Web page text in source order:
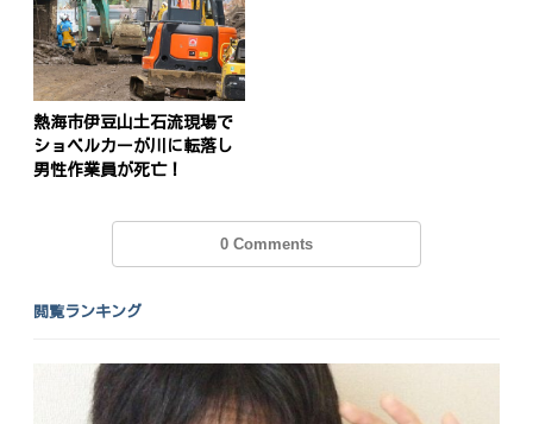
熱海市伊豆山土石流現場で
ショベルカーが川に転落し
男性作業員が死亡！
0 Comments
閲覧ランキング